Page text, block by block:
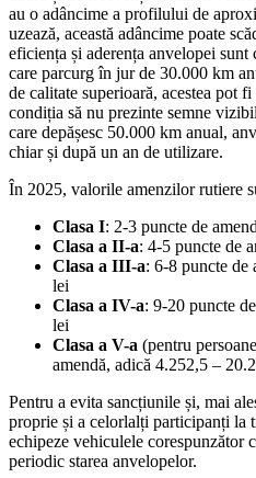
au o adâncime a profilului de
uzează, această adâncime poate
eficiența și aderența anvelopei
care parcurg în jur de 30.000 km
de calitate superioară, acestea pot
condiția să nu prezinte semne
care depășesc 50.000 km anual,
chiar și după un an de utilizare.
În 2025, valorile amenzilor rutiere
Clasa I: 2-3 puncte de
Clasa a II-a: 4-5 puncte de
Clasa a III-a: 6-8 puncte de
lei
Clasa a IV-a: 9-20 puncte
lei
Clasa a V-a (pentru
amendă, adică 4.252,5 –
Pentru a evita sancțiunile și, mai
proprie și a celorlalți participanți la
echipeze vehiculele corespunzător
periodic starea anvelopelor.